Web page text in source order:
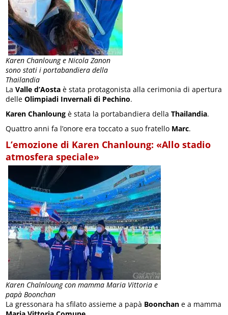
Karen Chanloung e Nicola Zanon
sono stati i portabandiera della
Thailandia
LaValle d’Aosta è stata protagonista alla cerimonia di apertura
delleOlimpiadi Invernali di Pechino.
Karen Chanloung è stata la portabandiera dellaThailandia.
Quattro anni fa l’onore era toccato a suo fratello Marc.
L’emozione di Karen Chanloung: «Allo stadio
atmosfera speciale»
Karen Chalnloung con mamma Maria Vittoria e
papà Boonchan
La gressonara ha sfilato assieme a papà Boonchan e a mamma